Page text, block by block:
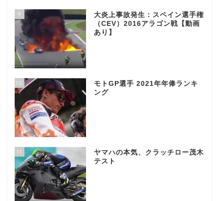
9
大炎上事故発生：スペイン選手権
（CEV）2016アラゴン戦【動画
あり】
10
モトGP選手 2021年年俸ランキ
ング
11
ヤマハの本気、クラッチロー茂木
テスト